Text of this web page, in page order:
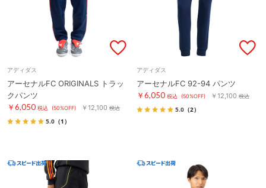
アディダス
アーセナルFC ORIGINALS トラッ
クパンツ
￥6,050 税込 (50%OFF) ￥12,100 税込
5.0 （1）
アディダス
アーセナルFC 92-94 パンツ
￥6,050 税込 (50%OFF) ￥12,100 税込
5.0 （2）